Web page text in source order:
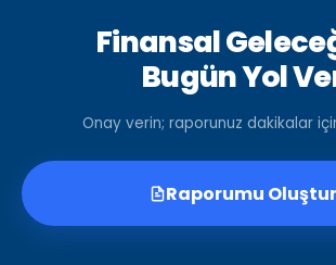
Finansal
Bugün Yol
Onay verin; raporunuz dakikalar
Raporumu Oluştur